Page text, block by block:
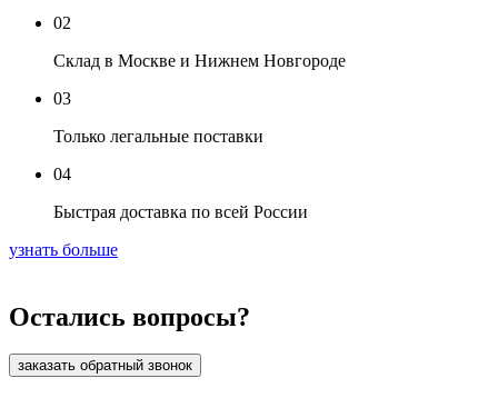
02
Склад в Москве и Нижнем Новгороде
03
Только легальные поставки
04
Быстрая доставка по всей России
узнать больше
Остались вопросы?
заказать обратный звонок